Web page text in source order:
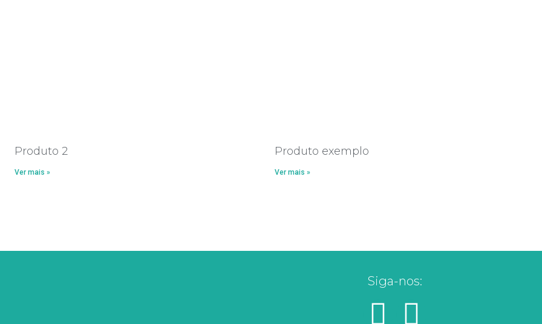
Produto 2
Ver mais »
Produto exemplo
Ver mais »
Siga-nos: